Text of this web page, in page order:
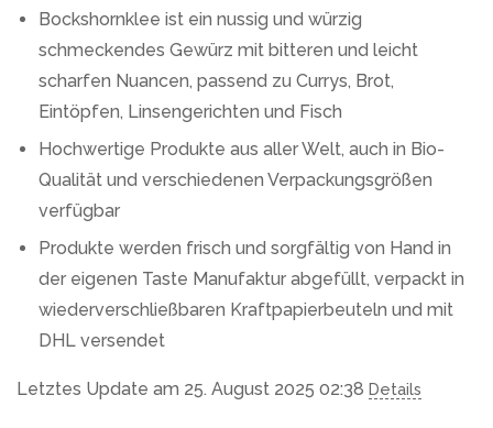
Bockshornklee ist ein nussig und würzig
schmeckendes Gewürz mit bitteren und leicht
scharfen Nuancen, passend zu Currys, Brot,
Eintöpfen, Linsengerichten und Fisch
Hochwertige Produkte aus aller Welt, auch in Bio-
Qualität und verschiedenen Verpackungsgrößen
verfügbar
Produkte werden frisch und sorgfältig von Hand in
der eigenen Taste Manufaktur abgefüllt, verpackt in
wiederverschließbaren Kraftpapierbeuteln und mit
DHL versendet
Letztes Update am 25. August 2025 02:38 Details